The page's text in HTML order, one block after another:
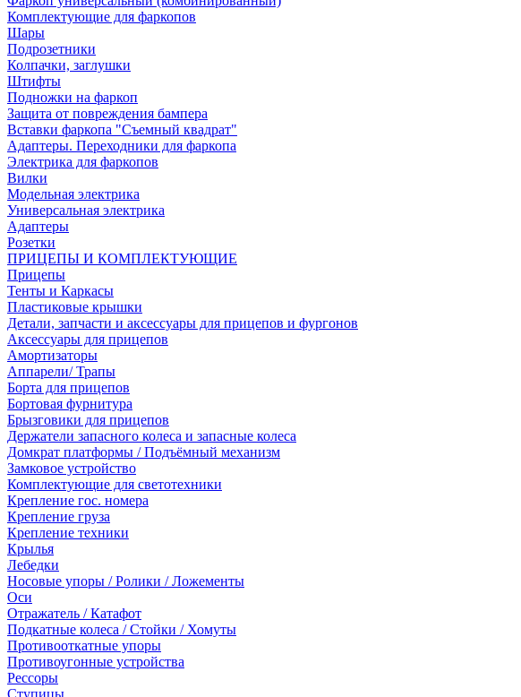
Комплектующие для фаркопов
Шары
Подрозетники
Колпачки, заглушки
Штифты
Подножки на фаркоп
Защита от повреждения бампера
Вставки фаркопа "Съемный квадрат"
Адаптеры. Переходники для фаркопа
Электрика для фаркопов
Вилки
Модельная электрика
Универсальная электрика
Адаптеры
Розетки
ПРИЦЕПЫ И КОМПЛЕКТУЮЩИЕ
Прицепы
Тенты и Каркасы
Пластиковые крышки
Детали, запчасти и аксессуары для прицепов и фургонов
Аксессуары для прицепов
Амортизаторы
Аппарели/ Трапы
Борта для прицепов
Бортовая фурнитура
Брызговики для прицепов
Держатели запасного колеса и запасные колеса
Домкрат платформы / Подъёмный механизм
Замковое устройство
Комплектующие для светотехники
Крепление гос. номера
Крепление груза
Крепление техники
Крылья
Лебедки
Носовые упоры / Ролики / Ложементы
Оси
Отражатель / Катафот
Подкатные колеса / Стойки / Хомуты
Противооткатные упоры
Противоугонные устройства
Рессоры
Ступицы